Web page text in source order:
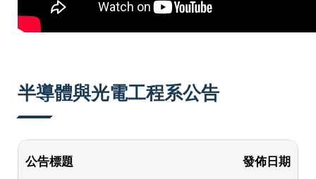
半導體與光電工程系公告
公告標題 發佈日期